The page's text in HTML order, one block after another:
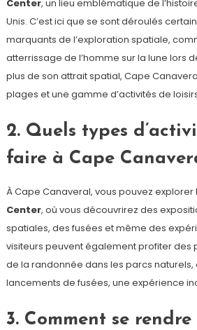
Center, un lieu emblématique de
Unis. C’est ici que se sont déroulés
marquants de l’exploration spatiale,
atterrissage de l’homme sur la lune lors
plus de son attrait spatial, Cape
plages et une gamme d’activités de
2. Quels types
faire à Cape
À Cape Canaveral, vous pouvez explorer
Center, où vous découvrirez des
spatiales, des fusées et même des
visiteurs peuvent également profiter des
de la randonnée dans les parcs naturels,
lancements de fusées, une expérience
3. Comment se